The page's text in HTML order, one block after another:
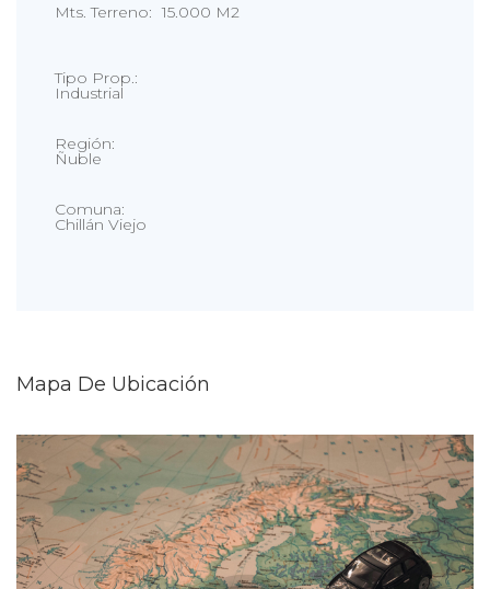
Mts. Terreno: 15.000 M2
Tipo Prop.:
Industrial
Región:
Ñuble
Comuna:
Chillán Viejo
Mapa De Ubicación